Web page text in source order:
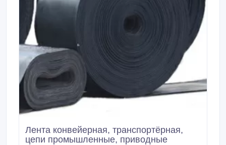
Лента конвейерная, транспортёрная,
цепи промышленные, приводные